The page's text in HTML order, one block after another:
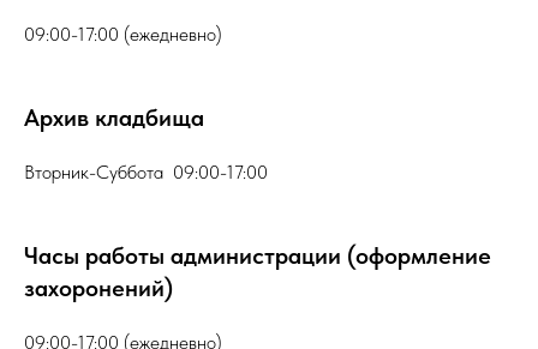
09:00-17:00 (ежедневно)
Архив кладбища
Вторник-Суббота 09:00-17:00
Часы работы администрации (оформление
захоронений)
09:00-17:00 (ежедневно)